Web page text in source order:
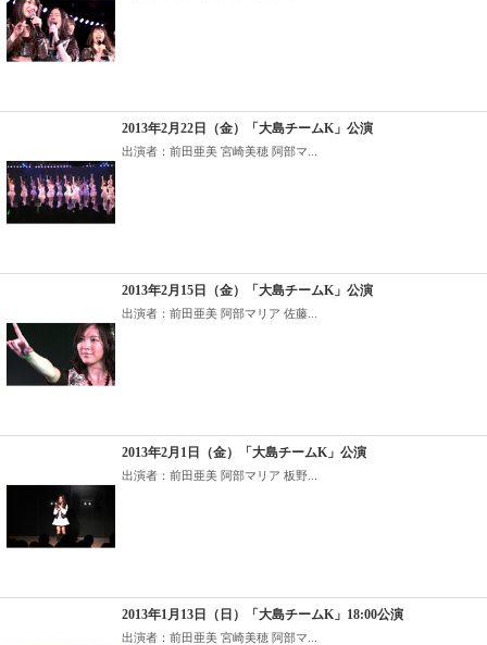
2013年2月22日（金）「大島チームK」公演
出演者：前田亜美 宮崎美穂 阿部マ...
2013年2月15日（金）「大島チームK」公演
出演者：前田亜美 阿部マリア 佐藤...
2013年2月1日（金）「大島チームK」公演
出演者：前田亜美 阿部マリア 板野...
2013年1月13日（日）「大島チームK」18:00公演
出演者：前田亜美 宮崎美穂 阿部マ...